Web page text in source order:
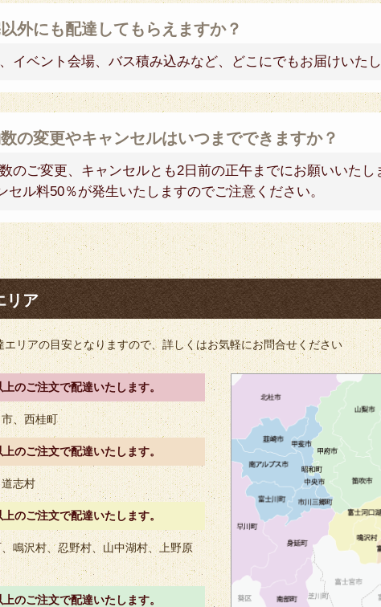
外にも配達してもらえますか？
イベント会場、バス積み込みなど、どこにでもお届けいたし
の変更やキャンセルはいつまでできますか？
のご変更、キャンセルとも2日前の正午までにお願いいたし
セル料50％が発生いたしますのでご注意ください。
リア
エリアの目安となりますので、詳しくはお気軽にお問合せください
のご注文で配達いたします。
、西桂町
のご注文で配達いたします。
志村
のご注文で配達いたします。
鳴沢村、忍野村、山中湖村、上野原
のご注文で配達いたします。
種類から選ぶ
食材から選ぶ